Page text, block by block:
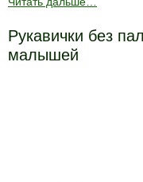
Рукавички без
малышей